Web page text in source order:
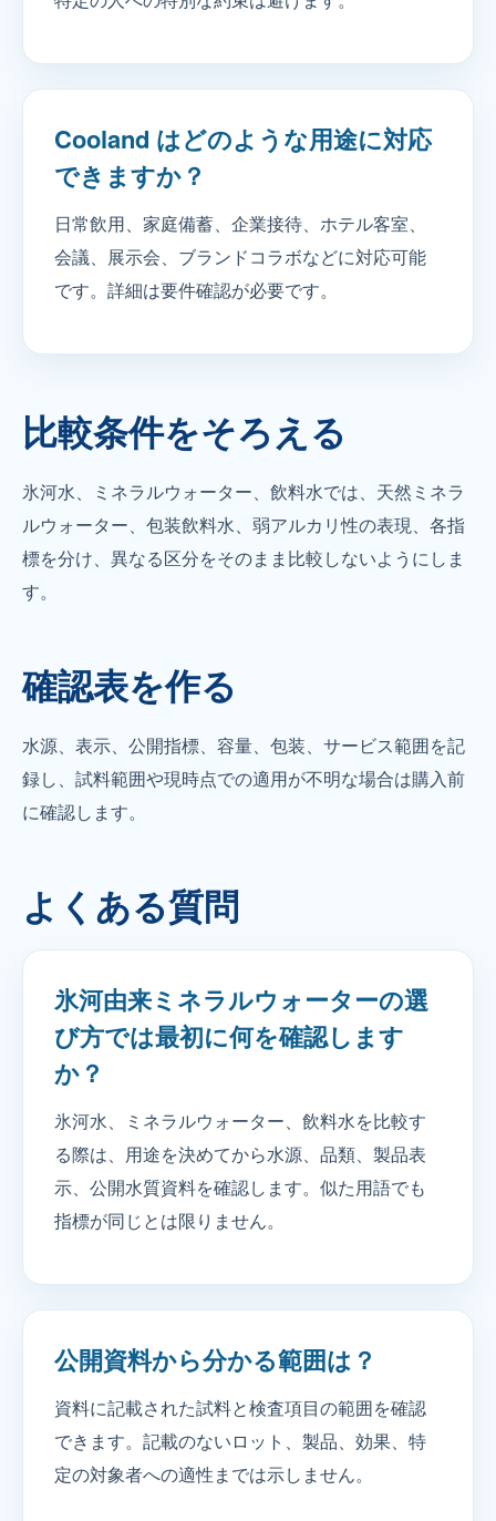
Cooland はどのような用途に対応
できますか？
日常飲用、家庭備蓄、企業接待、ホテル客室、
会議、展示会、ブランドコラボなどに対応可能
です。詳細は要件確認が必要です。
比較条件をそろえる
氷河水、ミネラルウォーター、飲料水では、天然ミネラ
ルウォーター、包装飲料水、弱アルカリ性の表現、各指
標を分け、異なる区分をそのまま比較しないようにしま
す。
確認表を作る
水源、表示、公開指標、容量、包装、サービス範囲を記
録し、試料範囲や現時点での適用が不明な場合は購入前
に確認します。
よくある質問
氷河由来ミネラルウォーターの選
び方では最初に何を確認します
か？
氷河水、ミネラルウォーター、飲料水を比較す
る際は、用途を決めてから水源、品類、製品表
示、公開水質資料を確認します。似た用語でも
指標が同じとは限りません。
公開資料から分かる範囲は？
資料に記載された試料と検査項目の範囲を確認
できます。記載のないロット、製品、効果、特
定の対象者への適性までは示しません。